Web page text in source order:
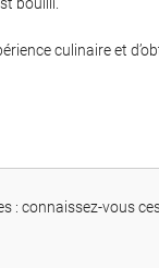
bouilli.
culinaire et
: connaissez-vous